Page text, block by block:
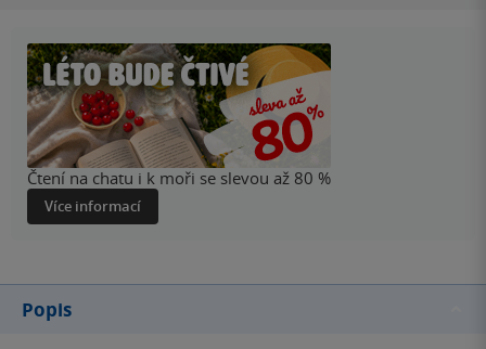
Čtení na chatu i k moři se slevou až 80 %
Více informací
Popis